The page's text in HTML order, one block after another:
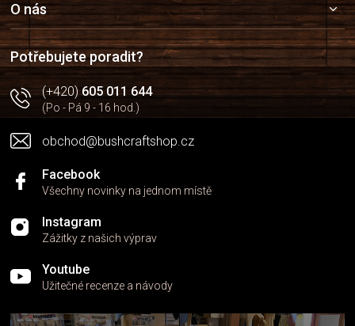
a
t
í
O nás
Potřebujete poradit?
(+420)605 011 644
(Po - Pá 9 - 16 hod.)
obchod@bushcraftshop.cz
Facebook
Všechny novinky na jednom místě
Instagram
Zážitky z našich výprav
Youtube
Užitečné recenze a návody